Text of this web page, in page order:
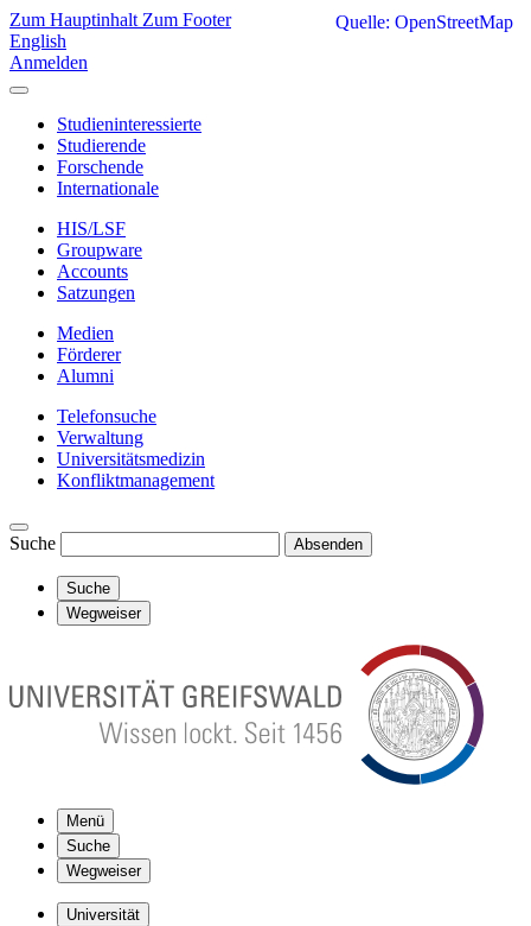
Zum Hauptinhalt Zum Footer
English
Anmelden
Studieninteressierte
Studierende
Forschende
Internationale
HIS/LSF
Groupware
Accounts
Satzungen
Medien
Förderer
Alumni
Telefonsuche
Verwaltung
Universitätsmedizin
Konfliktmanagement
Suche Absenden
Suche
Wegweiser
Menü
Suche
Wegweiser
Universität
Quelle: OpenStreetMap